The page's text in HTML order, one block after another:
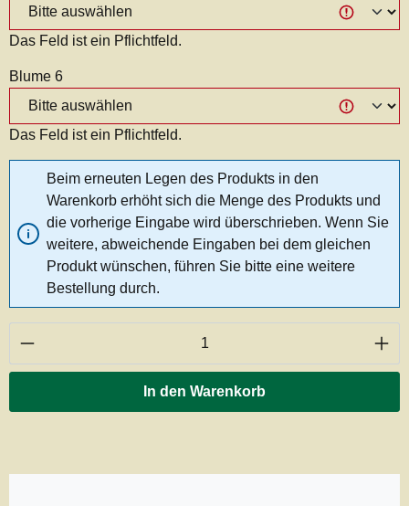
Das Feld ist ein Pflichtfeld.
Blume 6
Das Feld ist ein Pflichtfeld.
Beim erneuten Legen des Produkts in den
Warenkorb erhöht sich die Menge des Produkts und
die vorherige Eingabe wird überschrieben. Wenn Sie
weitere, abweichende Eingaben bei dem gleichen
Produkt wünschen, führen Sie bitte eine weitere
Bestellung durch.
Produkt Anzahl: Gib den gewünschten
In den Warenkorb